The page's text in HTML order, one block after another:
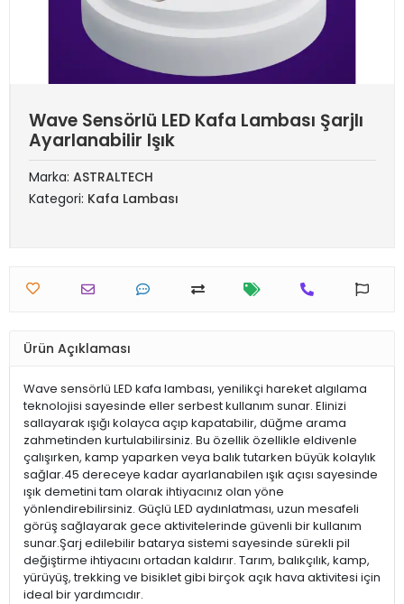
Wave Sensörlü LED Kafa Lambası Şarjlı
Ayarlanabilir Işık
Marka: ASTRALTECH
Kategori: Kafa Lambası
Ürün Açıklaması
Wave sensörlü LED kafa lambası, yenilikçi hareket algılama
teknolojisi sayesinde eller serbest kullanım sunar. Elinizi
sallayarak ışığı kolayca açıp kapatabilir, düğme arama
zahmetinden kurtulabilirsiniz. Bu özellik özellikle eldivenle
çalışırken, kamp yaparken veya balık tutarken büyük kolaylık
sağlar.45 dereceye kadar ayarlanabilen ışık açısı sayesinde
ışık demetini tam olarak ihtiyacınız olan yöne
yönlendirebilirsiniz. Güçlü LED aydınlatması, uzun mesafeli
görüş sağlayarak gece aktivitelerinde güvenli bir kullanım
sunar.Şarj edilebilir batarya sistemi sayesinde sürekli pil
değiştirme ihtiyacını ortadan kaldırır. Tarım, balıkçılık, kamp,
yürüyüş, trekking ve bisiklet gibi birçok açık hava aktivitesi için
ideal bir yardımcıdır.